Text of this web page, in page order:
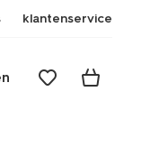
klantenservice